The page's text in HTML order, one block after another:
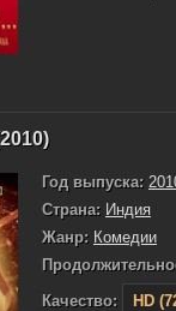
Год выпуска:
Страна: Индия
Жанр: Комедии
Качество:
HD